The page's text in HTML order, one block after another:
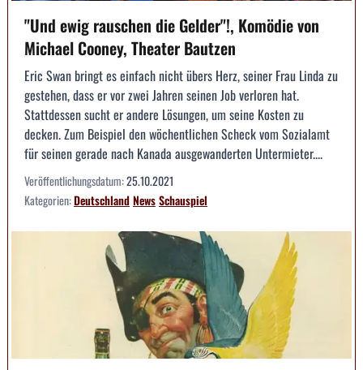
"Und ewig rauschen die Gelder"!, Komödie von
Michael Cooney, Theater Bautzen
Eric Swan bringt es einfach nicht übers Herz, seiner Frau Linda zu
gestehen, dass er vor zwei Jahren seinen Job verloren hat.
Stattdessen sucht er andere Lösungen, um seine Kosten zu
decken. Zum Beispiel den wöchentlichen Scheck vom Sozialamt
für seinen gerade nach Kanada ausgewanderten Untermieter....
Veröffentlichungsdatum:25.10.2021
Kategorien:DeutschlandNewsSchauspiel